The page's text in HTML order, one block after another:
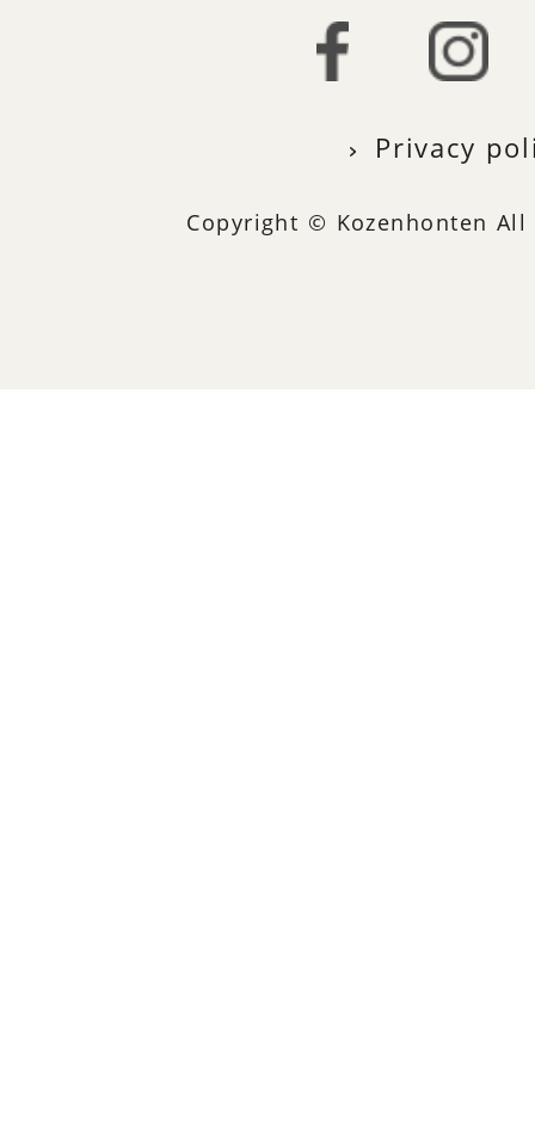
Privacy
Copyright © Kozenhonten All